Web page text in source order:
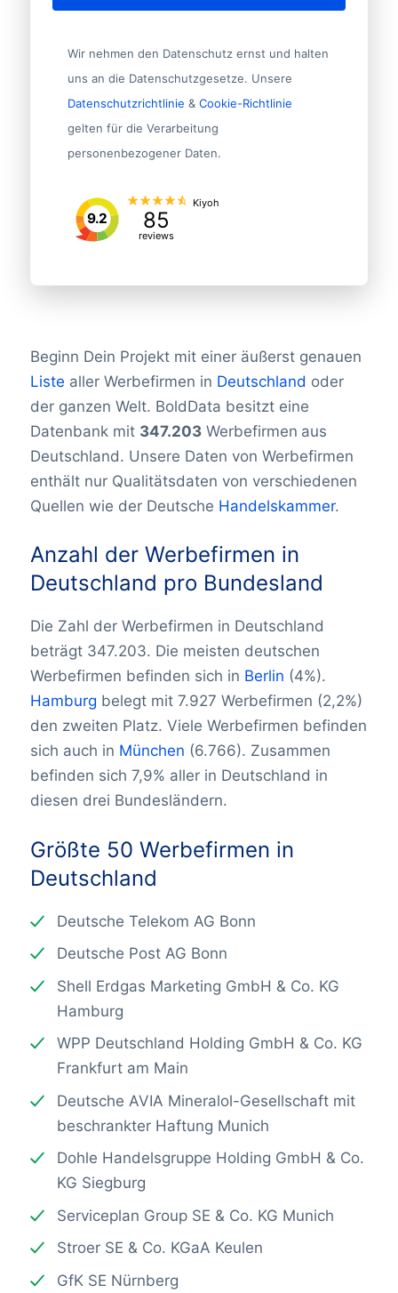
Wir nehmen den Datenschutz ernst und halten
uns an die Datenschutzgesetze. Unsere
Datenschutzrichtlinie & Cookie-Richtlinie
gelten für die Verarbeitung
personenbezogener Daten.
9.2 85
reviews
Kiyoh
Beginn Dein Projekt mit einer äußerst genauen
Liste aller Werbefirmen in Deutschland oder
der ganzen Welt. BoldData besitzt eine
Datenbank mit 347.203Werbefirmen aus
Deutschland. Unsere Daten von Werbefirmen
enthält nur Qualitätsdaten von verschiedenen
Quellen wie der Deutsche Handelskammer.
Anzahl der Werbefirmen in
Deutschland pro Bundesland
Die Zahl der Werbefirmen in Deutschland
beträgt 347.203. Die meisten deutschen
Werbefirmen befinden sich in Berlin (4%).
Hamburg belegt mit 7.927 Werbefirmen (2,2%)
den zweiten Platz. Viele Werbefirmen befinden
sich auch in München (6.766). Zusammen
befinden sich 7,9% aller in Deutschland in
diesen drei Bundesländern.
Größte 50 Werbefirmen in
Deutschland
Deutsche Telekom AG Bonn
Deutsche Post AG Bonn
Shell Erdgas Marketing GmbH & Co. KG
Hamburg
WPP Deutschland Holding GmbH & Co. KG
Frankfurt am Main
Deutsche AVIA Mineralol-Gesellschaft mit
beschrankter Haftung Munich
Dohle Handelsgruppe Holding GmbH & Co.
KG Siegburg
Serviceplan Group SE & Co. KG Munich
Stroer SE & Co. KGaA Keulen
GfK SE Nürnberg